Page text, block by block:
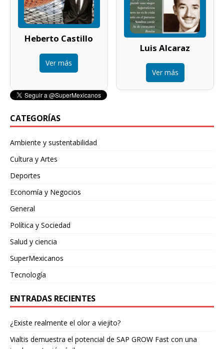
Heberto Castillo
Ver más
Luis Alcaraz
Ver más
CATEGORÍAS
Ambiente y sustentabilidad
Cultura y Artes
Deportes
Economía y Negocios
General
Política y Sociedad
Salud y ciencia
SuperMexicanos
Tecnología
ENTRADAS RECIENTES
¿Existe realmente el olor a viejito?
Vialtis demuestra el potencial de SAP GROW Fast con una